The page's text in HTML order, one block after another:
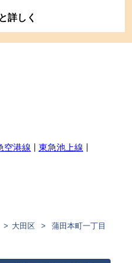
詳しく
空港線
東急池上線
大田区
蒲田本町一丁目